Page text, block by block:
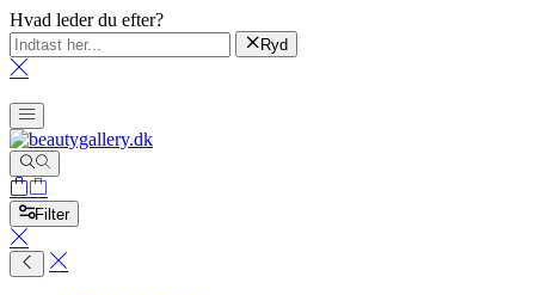
Hvad leder du efter?
Ryd
Filter